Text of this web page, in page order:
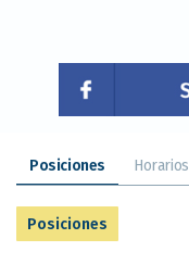
Posiciones Horarios
Posiciones